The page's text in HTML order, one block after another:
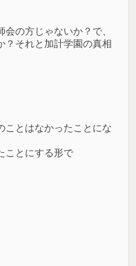
の方じゃないか？で、
？それと加計学園の真相
ことはなかったことにな
ことにする形で